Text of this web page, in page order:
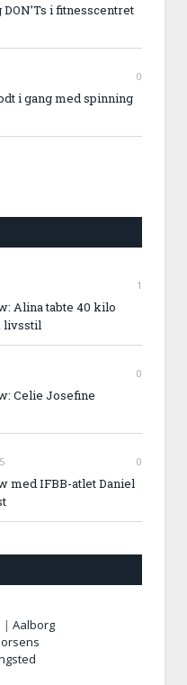
DON’Ts i fitnesscentret
0
i gang med spinning
1
Alina tabte 40 kilo
livsstil
0
Celie Josefine
0
med IFBB-atlet Daniel
| Aalborg